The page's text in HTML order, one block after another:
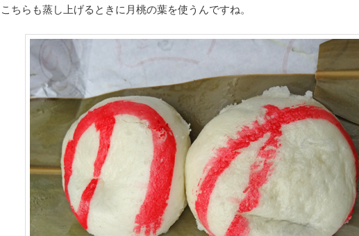
こちらも蒸し上げるときに月桃の葉を使うんですね。